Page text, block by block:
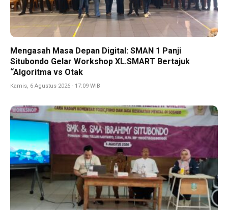
Mengasah Masa Depan Digital: SMAN 1 Panji
Situbondo Gelar Workshop XL.SMART Bertajuk
“Algoritma vs Otak
Kamis, 6 Agustus 2026 - 17:09 WIB